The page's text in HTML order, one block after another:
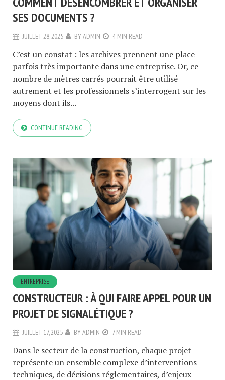
SES DOCUMENTS ?
JUILLET 28, 2025 BYADMIN 4 MIN READ
C’est un constat : les archives prennent une place
parfois très importante dans une entreprise. Or, ce
nombre de mètres carrés pourrait être utilisé
autrement et les professionnels s’interrogent sur les
moyens dont ils...
CONTINUE READING
ENTREPRISE
CONSTRUCTEUR : À QUI FAIRE APPEL POUR UN
PROJET DE SIGNALÉTIQUE ?
JUILLET 17, 2025 BYADMIN 7 MIN READ
Dans le secteur de la construction, chaque projet
représente un ensemble complexe d’interventions
techniques, de décisions réglementaires, d’enjeux